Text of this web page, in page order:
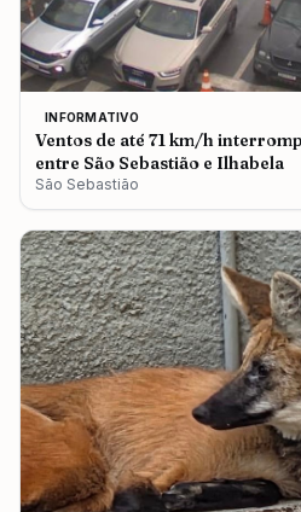
INFORMATIVO
Ventos de até 71 km/h
entre São Sebastião e Ilhabela
São Sebastião